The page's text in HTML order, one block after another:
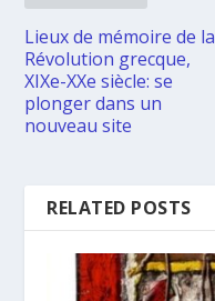
Lieux de mémoire de la
Révolution grecque,
XIXe-XXe siècle: se
plonger dans un
nouveau site
RELATED POSTS